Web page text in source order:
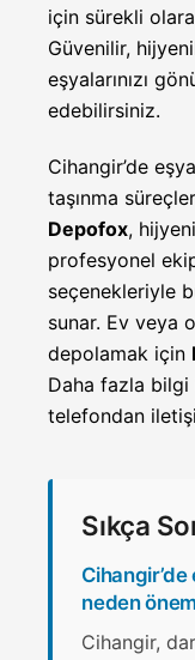
için sürekli
Güvenilir,
eşyalarınızı
edebilirsiniz.
Cihangir’de
taşınma
Depofox,
profesyonel
seçenekleriyle
sunar. Ev veya
depolamak için
Daha fazla bilgi
telefondan
Sıkça
neden
Cihangir,